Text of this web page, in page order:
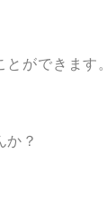
ができます。
？